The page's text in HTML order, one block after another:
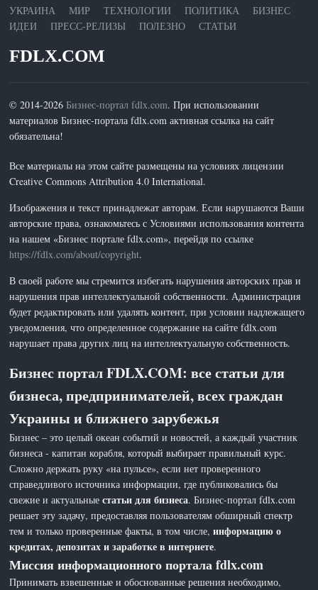
УКРАИНА МИР ТЕХНОЛОГИИ ПОЛИТИКА
БИЗНЕС
ИДЕИ
ПРЕСС-РЕЛИЗЫ ПОЛЕЗНО СТАТЬИ
FDLX.COM
© 2014-2026Бизнес-портал fdlx.com. При использовании
материалов Бизнес-портала fdlx.com активная ссылка на сайт
обязательна!
Все материалы на этом сайте размещены на условиях лицензии
Creative Commons Attribution 4.0 International.
Изображения и текст принадлежат авторам. Если нарушаются Ваши
авторские права, ознакомьтесь с Условиями использования контента
на нашем «Бизнес портале fdlx.com», перейдя по ссылке
https://fdlx.com/about/copyright.
В своей работе мы стремится избегать нарушения авторских прав и
нарушения прав интеллектуальной собственности. Администрация
будет редактировать или удалять контент, при условии надлежащего
уведомления, что определенное содержание на сайте fdlx.com
нарушает права других лиц на интеллектуальную собственность.
Бизнес портал FDLX.COM: все статьи для
бизнеса, предпринимателей, всех граждан
Украины и ближнего зарубежья
Бизнес – это целый океан событий и новостей, а каждый участник
бизнеса - капитан корабля, который выбирает правильный курс.
Сложно держать руку «на пульсе», если нет проверенного
справедливого источника информации, где публиковались бы
свежие и актуальныестатьи для бизнеса. Бизнес-портал fdlx.com
решает эту задачу, предоставляя пользователям обширный спектр
тем и только проверенные факты, в том числе,информацию о
кредитах, депозитах и заработке в интернете.
Миссия информационного портала fdlx.com
Принимать взвешенные и обоснованные решения необходимо,